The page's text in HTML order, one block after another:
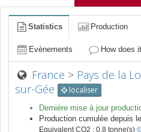
Statistics Production
Evènements How does
France > Pays de la
sur-Gée
localiser
Dernière mise à jour
Production cumulée depuis
Equivalent CO2 : 0.8 tonne(s)